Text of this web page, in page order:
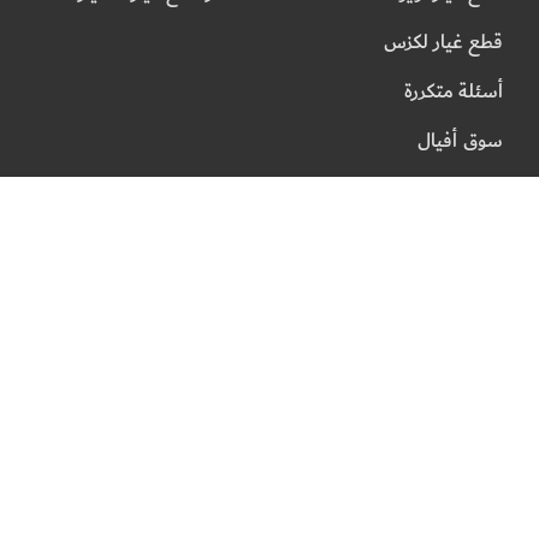
قطع غيار لكزس
أسئلة متكررة
سوق أفيال